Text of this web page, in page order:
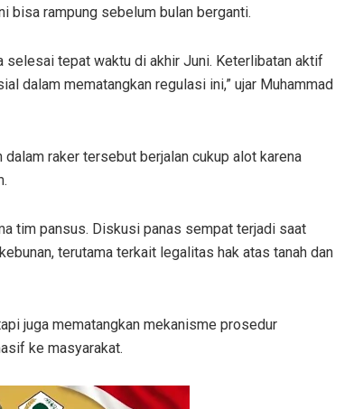
bisa rampung sebelum bulan berganti.
selesai tepat waktu di akhir Juni. Keterlibatan aktif
dalam mematangkan regulasi ini,” ujar Muhammad
raker tersebut berjalan cukup alot karena
tim pansus. Diskusi panas sempat terjadi saat
terutama terkait legalitas hak atas tanah dan
juga mematangkan mekanisme prosedur
ke masyarakat.